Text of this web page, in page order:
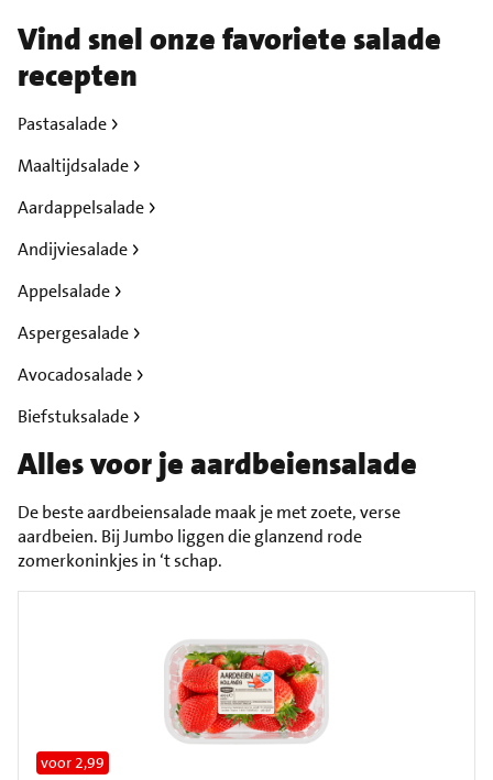
Vind snel onze favoriete salade
recepten
Pastasalade
Maaltijdsalade
Aardappelsalade
Andijviesalade
Appelsalade
Aspergesalade
Avocadosalade
Biefstuksalade
Alles voor je aardbeiensalade
De beste aardbeiensalade maak je met zoete, verse
aardbeien. Bij Jumbo liggen die glanzend rode
zomerkoninkjes in ‘t schap.
voor 2,99